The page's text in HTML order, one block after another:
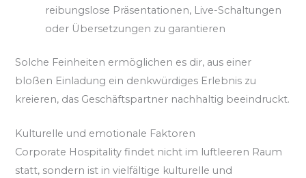
reibungslose Präsentationen, Live-Schaltungen
oder Übersetzungen zu garantieren
Solche Feinheiten ermöglichen es dir, aus einer
bloßen Einladung ein denkwürdiges Erlebnis zu
kreieren, das Geschäftspartner nachhaltig beeindruckt.
Kulturelle und emotionale Faktoren
Corporate Hospitality findet nicht im luftleeren Raum
statt, sondern ist in vielfältige kulturelle und